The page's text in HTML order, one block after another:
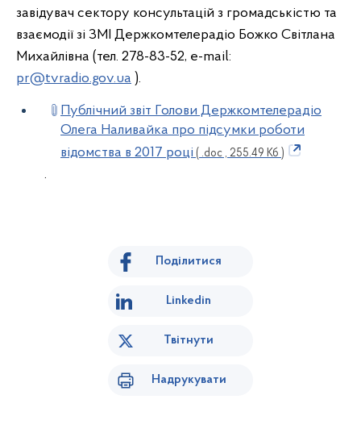
завідувач сектору консультацій з громадськістю та
взаємодії зі ЗМІ Держкомтелерадіо Божко Світлана
Михайлівна (тел. 278-83-52, e-mail:
pr@tvradio.gov.ua ).
Публічний звіт Голови Держкомтелерадіо
Олега Наливайка про підсумки роботи
відомства в 2017 році ( .doc , 255.49 Кб )
.
Поділитися
Linkedin
Твітнути
Надрукувати